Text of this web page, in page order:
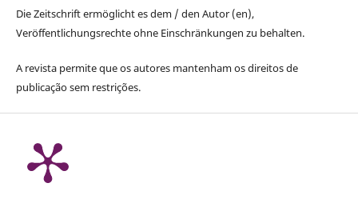
Die Zeitschrift ermöglicht es dem / den Autor (en),
Veröffentlichungsrechte ohne Einschränkungen zu behalten.
A revista permite que os autores mantenham os direitos de
publicação sem restrições.